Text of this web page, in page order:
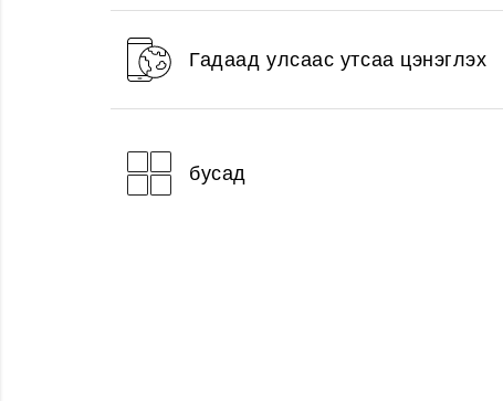
Гадаад улсаас утсаа цэнэглэх
бусад